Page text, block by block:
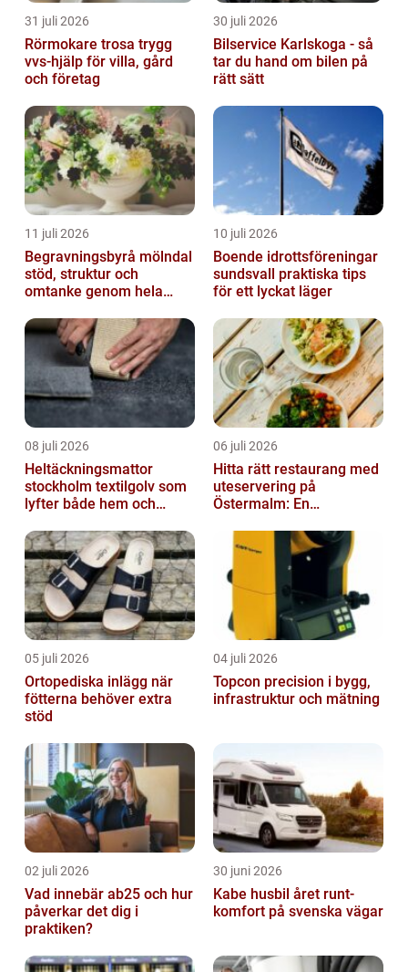
31 juli 2026
Rörmokare trosa trygg
vvs-hjälp för villa, gård
och företag
30 juli 2026
Bilservice Karlskoga - så
tar du hand om bilen på
rätt sätt
11 juli 2026
Begravningsbyrå mölndal
stöd, struktur och
omtanke genom hela
10 juli 2026
Boende idrottsföreningar
sundsvall praktiska tips
för ett lyckat läger
08 juli 2026
Heltäckningsmattor
stockholm textilgolv som
lyfter både hem och
06 juli 2026
Hitta rätt restaurang med
uteservering på
Östermalm: En
i solen
05 juli 2026
Ortopediska inlägg när
fötterna behöver extra
stöd
04 juli 2026
Topcon precision i bygg,
infrastruktur och mätning
02 juli 2026
Vad innebär ab25 och hur
påverkar det dig i
praktiken?
30 juni 2026
Kabe husbil året runt-
komfort på svenska vägar